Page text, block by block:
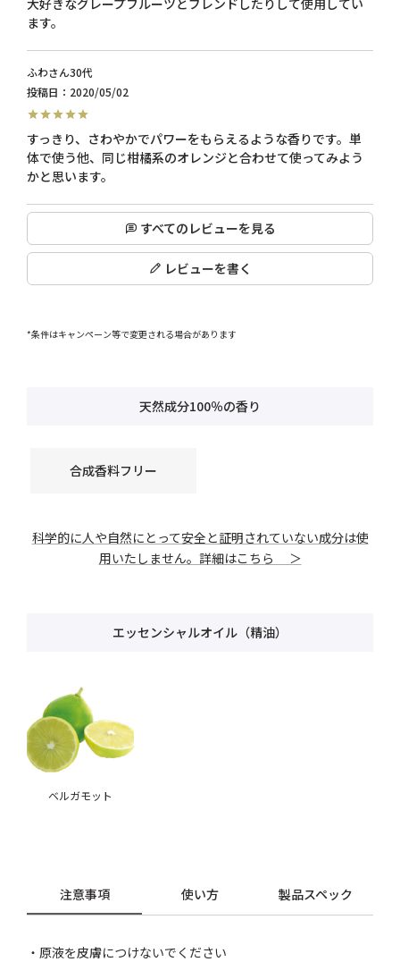
ふわ
30代
投稿日
2020/05/02
すっきり、さわやかでパワーをもらえるような香りです。単
体で使う他、同じ柑橘系のオレンジと合わせて使ってみよう
かと思います。
すべてのレビューを見る
レビューを書く
*条件はキャンペーン等で変更される場合があります
天然成分100％の香り
合成香料フリー
科学的に人や自然にとって安全と証明されていない成分は使
用いたしません。詳細はこちら ＞
エッセンシャルオイル（精油）
ベルガモット
注意事項 使い方 製品スペック
・原液を皮膚につけないでください